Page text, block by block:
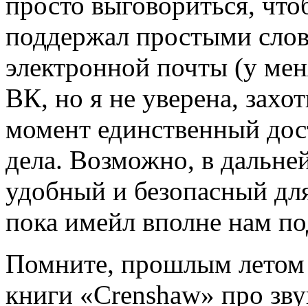
поддержал простыми
электронной почты (у
ВК, но я не уверена,
момент единственный
дела. Возможно, в
удобный и безопасный
пока имейл вполне нам
Помните, прошлым летом
книги «Crenshaw» про